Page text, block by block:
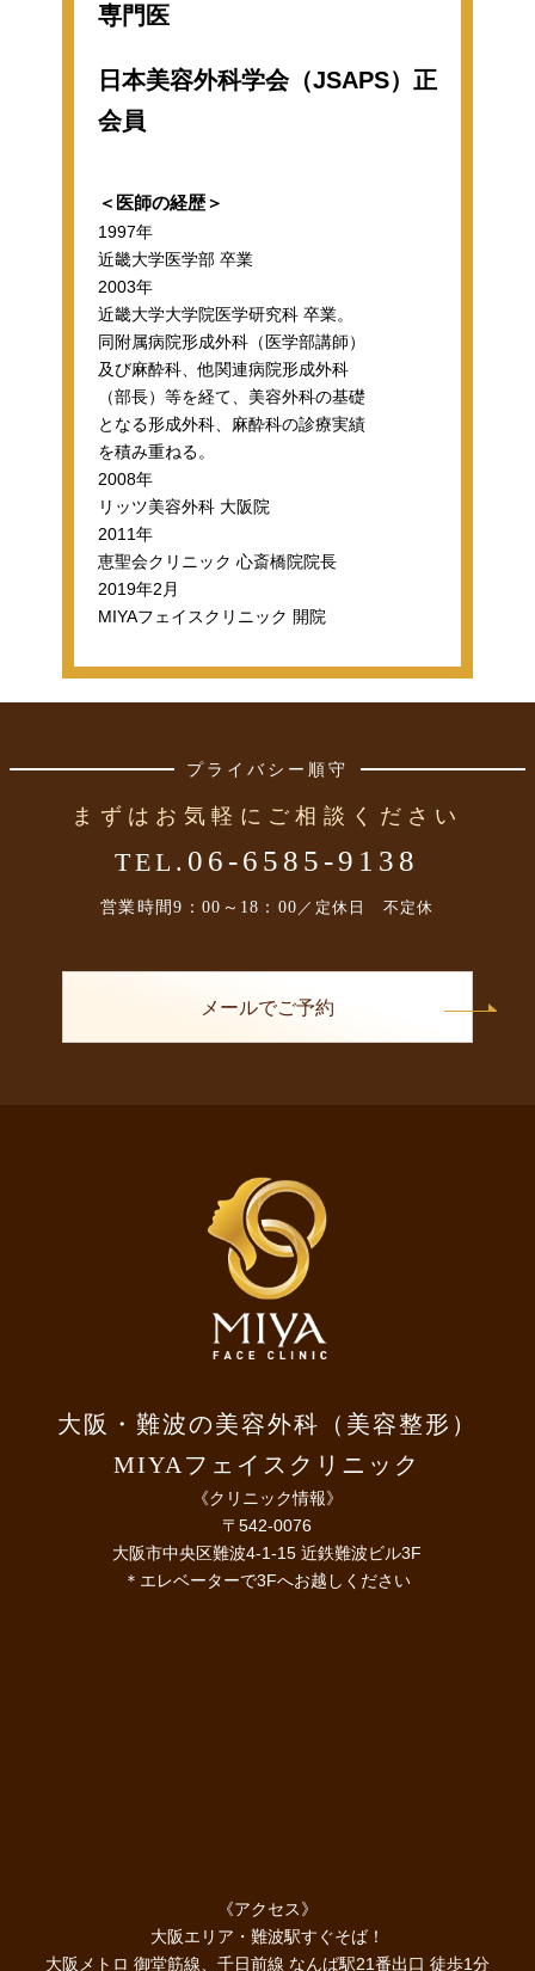
専門医
日本美容外科学会（JSAPS）正
会員
＜医師の経歴＞
1997年
近畿大学医学部 卒業
2003年
近畿大学大学院医学研究科 卒業。
同附属病院形成外科（医学部講師）
及び麻酔科、他関連病院形成外科
（部長）等を経て、美容外科の基礎
となる形成外科、麻酔科の診療実績
を積み重ねる。
2008年
リッツ美容外科 大阪院
2011年
恵聖会クリニック 心斎橋院院長
2019年2月
MIYAフェイスクリニック 開院
プライバシー順守
まずはお気軽にご相談ください
TEL. 06-6585-9138
営業時間9：00～18：00 ／定休日 不定休
メールでご予約
大阪・難波の美容外科（美容整形）
MIYAフェイスクリニック
《クリニック情報》
〒542-0076
大阪市中央区難波4-1-15 近鉄難波ビル3F
＊エレベーターで3Fへお越しください
《アクセス》
大阪エリア・難波駅すぐそば！
大阪メトロ 御堂筋線、千日前線 なんば駅21番出口 徒歩1分